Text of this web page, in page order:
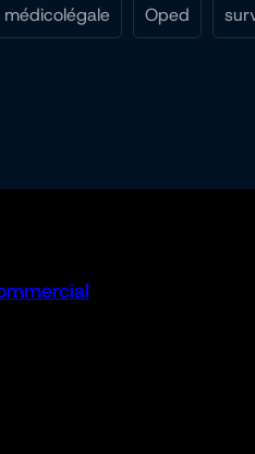
médicolégale Oped